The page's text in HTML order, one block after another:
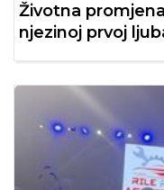
Životna
njezinoj prvoj